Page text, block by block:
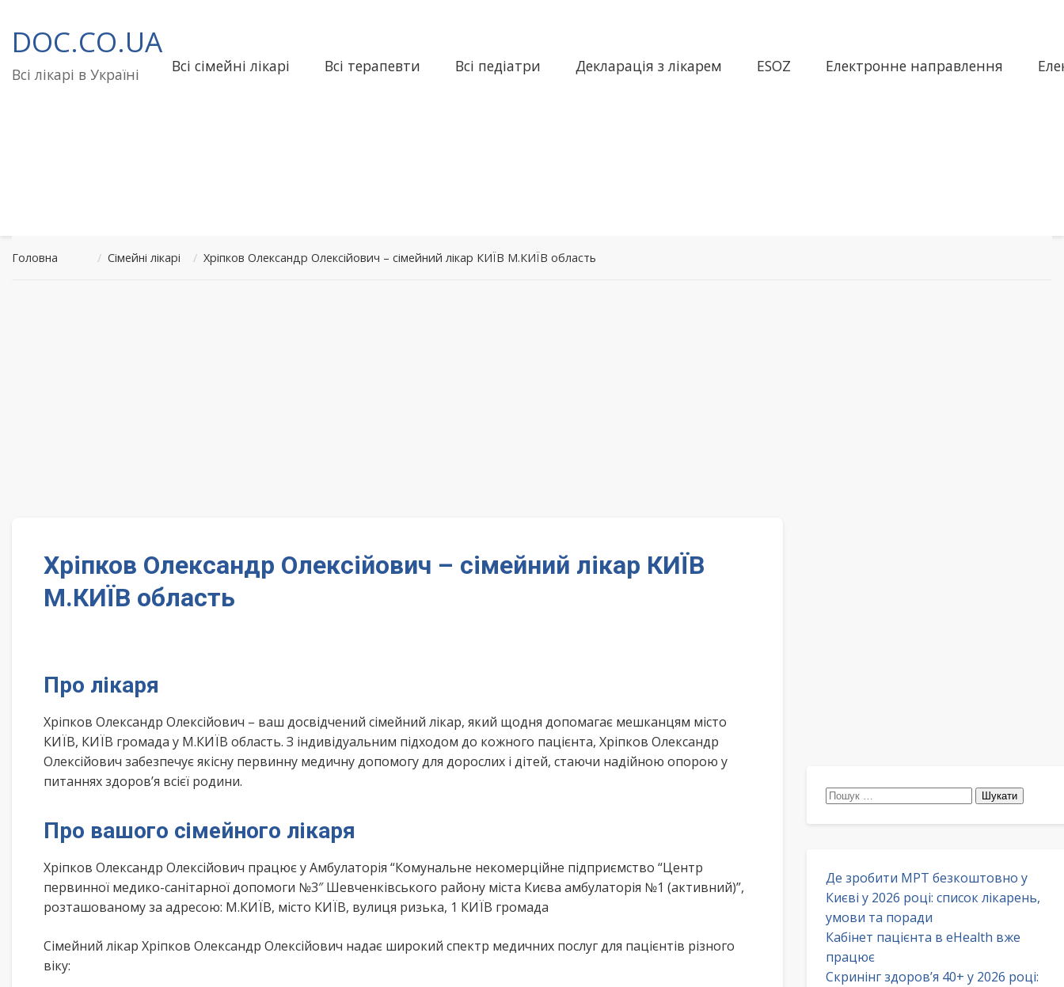
до
вмісту
DOC.CO.UA
Всі лікарі в Україні Всі сімейні лікарі Всі терапевти Всі педіатри Декларація з лікарем ESOZ Електронне направлення
Головна / Сімейні лікарі / Хріпков Олександр Олексійович – сімейний лікар КИЇВ М.КИЇВ область
Хріпков Олександр Олексійович – сімейний лікар КИЇВ
М.КИЇВ область
Про лікаря
Хріпков Олександр Олексійович – ваш досвідчений сімейний лікар, який щодня допомагає мешканцям місто
КИЇВ, КИЇВ громада у М.КИЇВ область. З індивідуальним підходом до кожного пацієнта, Хріпков Олександр
Олексійович забезпечує якісну первинну медичну допомогу для дорослих і дітей, стаючи надійною опорою у
питаннях здоров’я всієї родини.
Про вашого сімейного лікаря
Хріпков Олександр Олексійович працює у Амбулаторія “Комунальне некомерційне підприємство “Центр
первинної медико-санітарної допомоги №3″ Шевченківського району міста Києва амбулаторія №1 (активний)”,
розташованому за адресою: М.КИЇВ, місто КИЇВ, вулиця ризька, 1 КИЇВ громада
Сімейний лікар Хріпков Олександр Олексійович надає широкий спектр медичних послуг для пацієнтів різного
віку:
Пошук:
Де зробити МРТ безкоштовно у
Києві у 2026 році: список лікарень,
умови та поради
Кабінет пацієнта в eHealth вже
працює
Скринінг здоров’я 40+ у 2026 році: